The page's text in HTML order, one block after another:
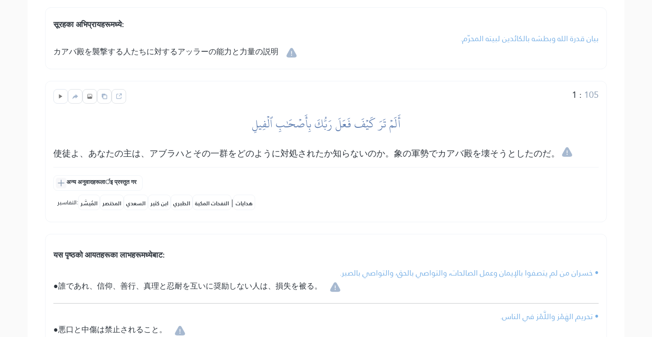
सूरहका अभिप्रायहरूमध्ये:
بيان قدرة الله وبطشه بالكائدين لبيته المحرّم.
カアバ殿を襲撃する人たちに対するアッラーの能力と力量の説明
1 : 105
أَلَمۡ تَرَ كَيۡفَ فَعَلَ رَبُّكَ بِأَصۡحَٰبِ ٱلۡفِيلِ
使徒よ、あなたの主は、アブラハとその一群をどのように対処されたか知らないのか。象の軍勢でカアバ殿を壊そうとしたのだ。
अन्य अनुवादहरूलार्इ प्रस्तुत गर
التفاسير: المُيسَّر المختصر السعدي ابن كثير الطبري النفحات المكية | هدايات
यस पृष्ठको आयतहरूका लाभहरूमध्येबाट:
• خسران من لم يتصفوا بالإيمان وعمل الصالحات، والتواصي بالحق، والتواصي بالصبر.
●誰であれ、信仰、善行、真理と忍耐を互いに奨励しない人は、損失を被る。
• تحريم الهَمْز واللَّمْز في الناس.
●悪口と中傷は禁止されること。